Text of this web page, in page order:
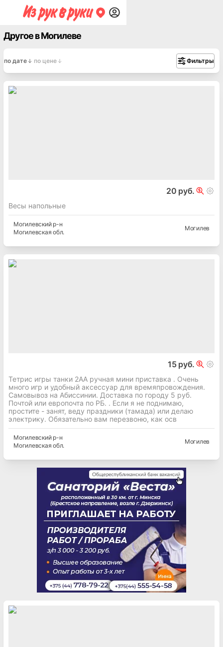
Другое в Могилеве
по дате по цене Фильтры
20 руб.
Весы напольные
Могилевскийр-н
Могилевская обл.
Могилев
15 руб.
Тетрис игры танки 2АА ручная мини приставка . Очень
много игр и удобный аксессуар для времяпровождения.
Самовывоз на Абиссинии. Доставка по городу 5 руб.
Почтой или европочта по РБ. . Если я не поднимаю,
простите - занят, веду праздники (тамада) или делаю
электрику. Обязательно вам перезвоню, как осв
Могилевскийр-н
Могилевская обл.
Могилев